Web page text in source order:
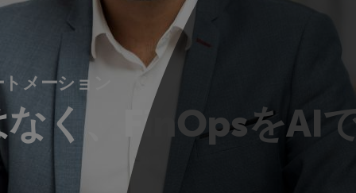
メーション
く、FinOpsをAI